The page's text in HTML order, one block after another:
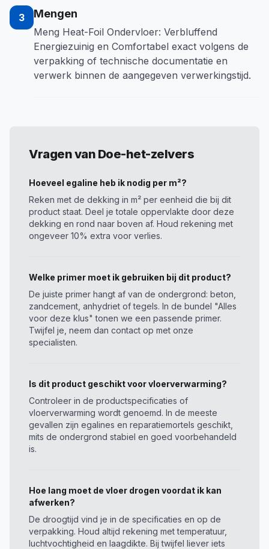
3 Mengen
Meng Heat-Foil Ondervloer: Verbluffend
Energiezuinig en Comfortabel exact volgens de
verpakking of technische documentatie en
verwerk binnen de aangegeven verwerkingstijd.
Vragen van Doe-het-zelvers
Hoeveel egaline heb ik nodig per m²?
Reken met de dekking in m² per eenheid die bij dit
product staat. Deel je totale oppervlakte door deze
dekking en rond naar boven af. Houd rekening met
ongeveer 10% extra voor verlies.
Welke primer moet ik gebruiken bij dit product?
De juiste primer hangt af van de ondergrond: beton,
zandcement, anhydriet of tegels. In de bundel "Alles
voor deze klus" tonen we een passende primer.
Twijfel je, neem dan contact op met onze
specialisten.
Is dit product geschikt voor vloerverwarming?
Controleer in de productspecificaties of
vloerverwarming wordt genoemd. In de meeste
gevallen zijn egalines en reparatiemortels geschikt,
mits de ondergrond stabiel en goed voorbehandeld
is.
Hoe lang moet de vloer drogen voordat ik kan
afwerken?
De droogtijd vind je in de specificaties en op de
verpakking. Houd altijd rekening met temperatuur,
luchtvochtigheid en laagdikte. Bij twijfel liever iets